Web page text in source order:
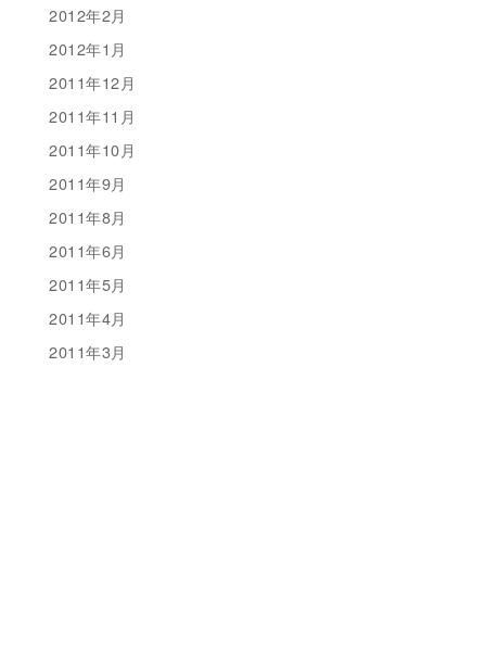
2012年2月
2012年1月
2011年12月
2011年11月
2011年10月
2011年9月
2011年8月
2011年6月
2011年5月
2011年4月
2011年3月